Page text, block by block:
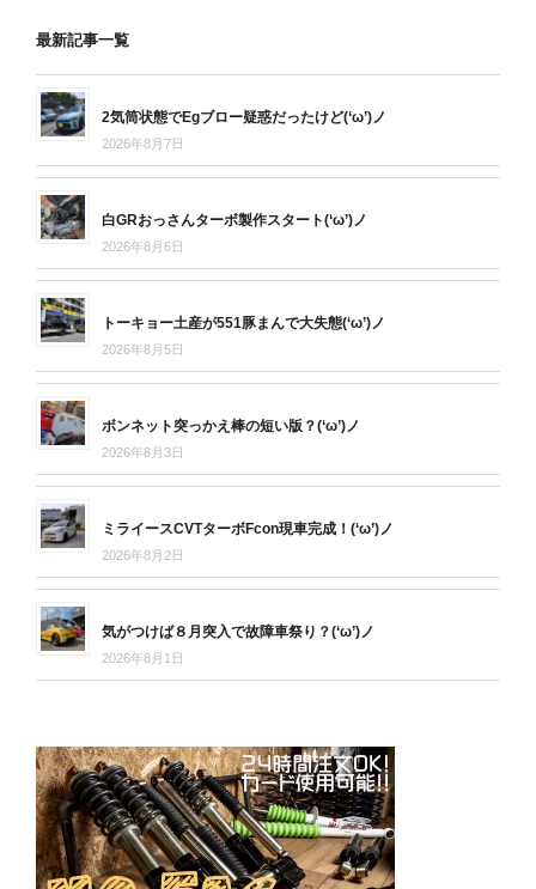
最新記事一覧
2気筒状態でEgブロー疑惑だったけど(‘ω’)ノ
2026年8月7日
白GRおっさんターボ製作スタート(‘ω’)ノ
2026年8月6日
トーキョー土産が551豚まんで大失態(‘ω’)ノ
2026年8月5日
ボンネット突っかえ棒の短い版？(‘ω’)ノ
2026年8月3日
ミライースCVTターボFcon現車完成！(‘ω’)ノ
2026年8月2日
気がつけば８月突入で故障車祭り？(‘ω’)ノ
2026年8月1日